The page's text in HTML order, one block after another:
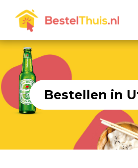
Bestellen in